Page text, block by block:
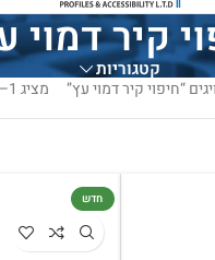
קיר דמוי
קטגוריות
“חיפוי קיר דמוי עץ”
מציג 1–12 מתוך 32 תוצאות
חדש